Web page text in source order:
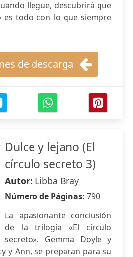
llegue, descubrirá que
es todo con lo que siempre
de descarga
Dulce y lejano (El
círculo secreto 3)
Autor: Libba Bray
Número de Páginas: 790
La apasionante conclusión
de la trilogía «El círculo
secreto». Gemma Doyle y
y Ann, se preparan para su